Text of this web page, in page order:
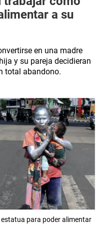
a su
en una madre
y su pareja decidieran
total abandono.
para poder alimentar